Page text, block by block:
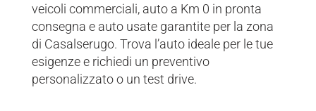
veicoli commerciali, auto a Km 0 in pronta
consegna e auto usate garantite per la zona
di Casalserugo. Trova l’auto ideale per le tue
esigenze e richiedi un preventivo
personalizzato o un test drive.